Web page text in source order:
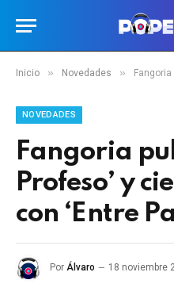
Inicio » Novedades » Fangoria
NOVEDADES
Fangoria
Profeso’ y
con ‘Entre
Por Álvaro 18 noviembre